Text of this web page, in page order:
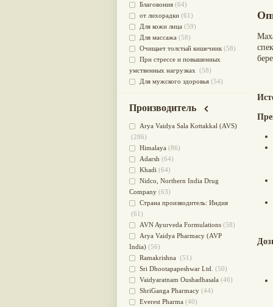
Благовония (64)
от лихорадки (61)
Для кожи лица (59)
Для массажа (58)
Очищает толстый кишечник (58)
При стрессе и повышенных
умственных нагрузках (58)
Для мужского здоровья (54)
применения
(51)
Для приготовления пищи(49)
от инфекций мочеполовой
системы(49)
Для стабилизации деятельности
ЦНС(47)
для суставов(47)
Лечит опухоли и отеки
Для медитации(44)
выводит токсины
Для здоровья печени(41)
Для тела(39)
для очищения крови
При диабете (38)
Антиоксидант(37)
Для Капха(Кафа) доши(37)
От паразитов(37)
При расстройстве желудка
Производитель
Arya Vaidya Sala Kottakkal (AVS)
(286)
Himalaya (86)
Adarsh (64)
Khadi (64)
Nidсo, Northern India Drug
Company (63)
Страна производитель: Индия
(61)
AVN Ayurveda Formulations (58)
Arya Vaidya Pharmacy (AVP
India) (56)
Ramakrishna (51)
Sri Dhootapapeshwar Ltd. (50)
Vaidyaratnam Oushadhasala (46)
ShriGanga Pharmacy (44)
Everest Pharma (40)